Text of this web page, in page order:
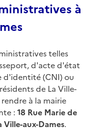
à
telles
d'acte d'état
d'identité (CNI) ou
de La Ville-
à la mairie
: 18 Rue Marie de
aux-Dames.